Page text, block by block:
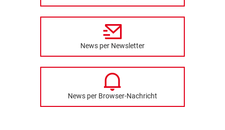
News per Newsletter
News per Browser-Nachricht